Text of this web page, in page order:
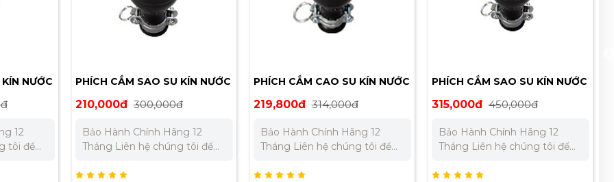
NƯỚC
12
PHÍCH CẮM SAO SU KÍN NƯỚC
MEIKOSHA MP2536
210,000đ 300,000đ
Bảo Hành Chính Hãng 12
Tháng Liên hệ chúng tôi để
án. Miền Bắc : 0973 106 269 –
PHÍCH CẮM CAO SU KÍN NƯỚC
MEIKOSHA ME2546-N
219,800đ 314,000đ
Bảo Hành Chính Hãng 12
Tháng Liên hệ chúng tôi để
án. Miền Bắc : 0989 310 979
PHÍCH CẮM SAO SU KÍN NƯỚC
MEIKOSHA MP2520
315,000đ 450,000đ
Bảo Hành Chính Hãng 12
Tháng Liên hệ chúng tôi để
án. Miền Bắc : 0989 310 979